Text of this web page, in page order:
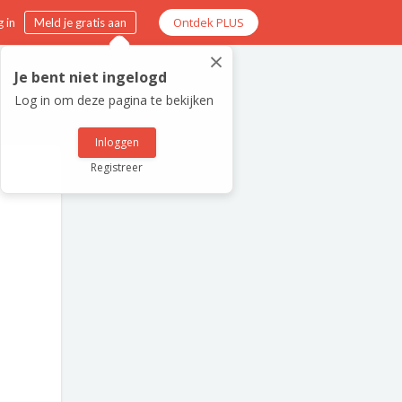
in Meld je gratis aan Ontdek PLUS
×
Je bent niet ingelogd
Log in om deze pagina te bekijken
Inloggen
Registreer